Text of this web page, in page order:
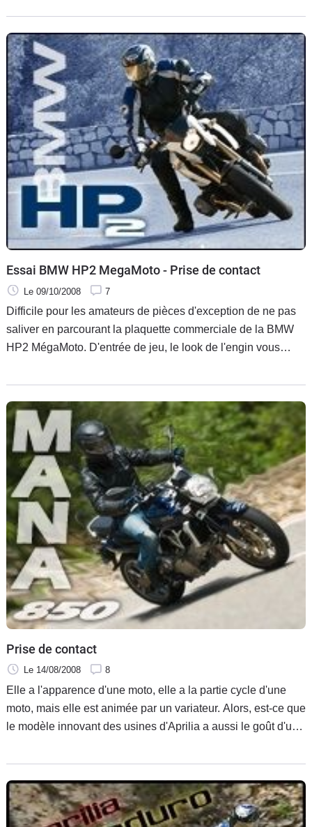
Essai BMW HP2 MegaMoto - Prise de contact
Le 09/10/2008 7
Difficile pour les amateurs de pièces d'exception de ne pas
saliver en parcourant la plaquette commerciale de la BMW
HP2 MégaMoto. D'entrée de jeu, le look de l'engin vous
de pilote rien qu'en croisant son regard.
Prise de contact
Le 14/08/2008 8
Elle a l'apparence d'une moto, elle a la partie cycle d'une
moto, mais elle est animée par un variateur. Alors, est-ce que
le modèle innovant des usines d'Aprilia a aussi le goût d'une
scooter et les sensations d'un roadster, la marque italienne
cherche à séduire de nouveaux clients dans un segment
sans concurrence.